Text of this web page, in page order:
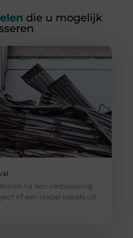
die u mogelijk
na een verbouwing,
of een stapel kabels uit